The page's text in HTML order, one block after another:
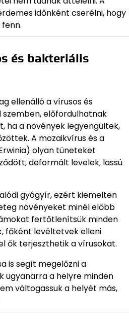
időnként cserélni, hogy
és bakteriális
ellenálló a vírusos és
előfordulhatnak
ha a növények legyengültek,
A mozaikvírus és a
olyan tüneteket
deformált levelek, lassú
gyógyír, ezért kiemelten
növényeket minél előbb
fertőtlenítsük minden
főként levéltetvek elleni
ők terjeszthetik a vírusokat.
is segít megelőzni a
ugyanarra a helyre minden
váltogassuk a helyét más,